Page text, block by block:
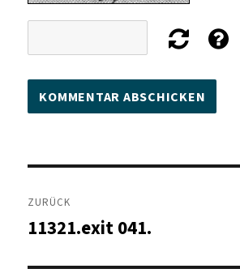
Beitragsnavigation
ZURÜCK
Vorheriger
11321.exit 041.